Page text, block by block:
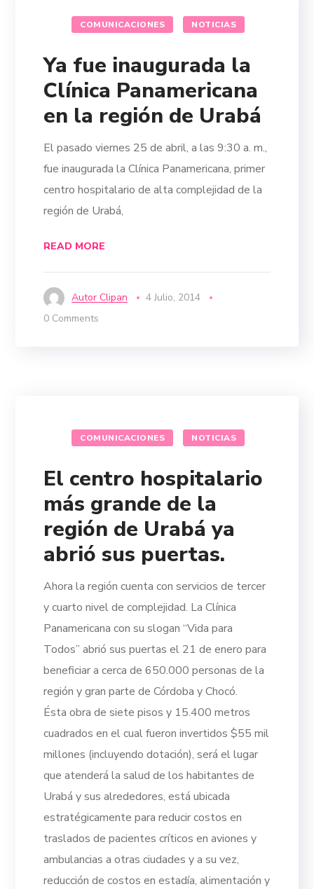
COMUNICACIONES NOTICIAS
Ya fue inaugurada la
Clínica Panamericana
en la región de Urabá
El pasado viernes 25 de abril, a las 9:30 a. m.,
fue inaugurada la Clínica Panamericana, primer
centro hospitalario de alta complejidad de la
región de Urabá,
READ MORE
Autor Clipan
4 Julio, 2014
0 Comments
COMUNICACIONES NOTICIAS
El centro hospitalario
más grande de la
región de Urabá ya
abrió sus puertas.
Ahora la región cuenta con servicios de tercer
y cuarto nivel de complejidad. La Clínica
Panamericana con su slogan “Vida para
Todos” abrió sus puertas el 21 de enero para
beneficiar a cerca de 650.000 personas de la
región y gran parte de Córdoba y Chocó.
Ésta obra de siete pisos y 15.400 metros
cuadrados en el cual fueron invertidos $55 mil
millones (incluyendo dotación), será el lugar
que atenderá la salud de los habitantes de
Urabá y sus alrededores, está ubicada
estratégicamente para reducir costos en
traslados de pacientes críticos en aviones y
ambulancias a otras ciudades y a su vez,
reducción de costos en estadía, alimentación y